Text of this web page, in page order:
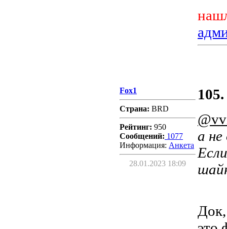
Fox1
Страна: BRD
Рейтинг: 950
Сообщений: 1077
Информация: Aнкета
28.01.2023 18:09
105.
а
Док,